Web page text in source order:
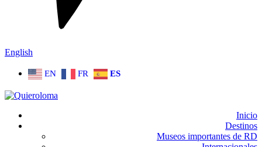
English
EN FR ES
Inicio
Destinos
Museos importantes de RD